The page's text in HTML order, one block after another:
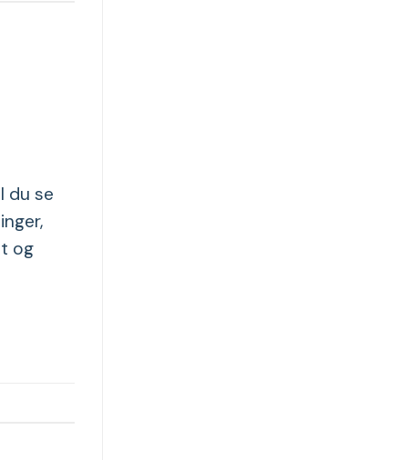
du se
og